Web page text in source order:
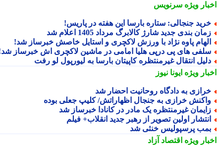
ویژهسرنویس
جنجالی: ستاره بارسا این هفته در پاریس!
بندی جدید شارژ کالابرگ مرداد 1405 اعلام شد
پاوه نژاد با ورزش لاکچری و استایل خاصش خبرساز شد!
های پی درپی هلیا امامی در ماشین لاکچری اش خبرساز شد!
انتقال غیرمنتظره کاپیتان بارسا به لیورپول لو رفت
ویژهایونا نیوز
به دادگاه روحانیت احضار شد
خرازی به جنجال اظهاراتش/ کلیپ جعلی بوده
غیرمنتظره یک مادر در کانادا خبرساز شد
اولین تصویر از رهبر جدید انقلاب+ فیلم
پرسپولیس خنثی شد
ویژهاقتصاد آزاد